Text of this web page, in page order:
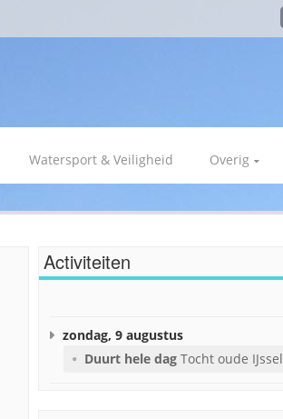
Watersport & Veiligheid Overig
Activiteiten
zondag, 9 augustus
Duurt hele dag Tocht oude IJssel